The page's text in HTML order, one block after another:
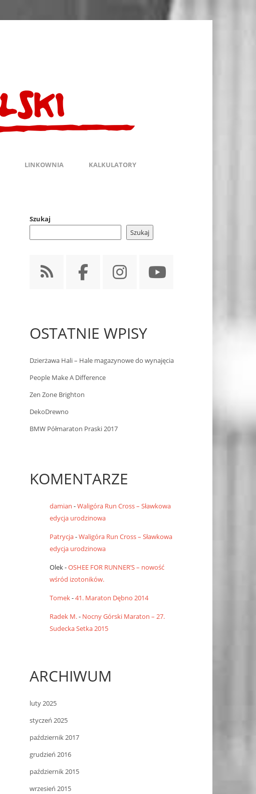
LINKOWNIA KALKULATORY
Szukaj
Szukaj
OSTATNIE WPISY
Dzierżawa Hali – Hale magazynowe do wynajęcia
People Make A Difference
Zen Zone Brighton
DekoDrewno
BMW Półmaraton Praski 2017
KOMENTARZE
damian -Waligóra Run Cross – Sławkowa
edycja urodzinowa
Patrycja-Waligóra Run Cross – Sławkowa
edycja urodzinowa
Olek-OSHEE FOR RUNNER’S – nowość
wśród izotoników.
Tomek-41. Maraton Dębno 2014
Radek M.- Nocny Górski Maraton – 27.
Sudecka Setka 2015
ARCHIWUM
luty 2025
styczeń 2025
październik 2017
grudzień 2016
październik 2015
wrzesień 2015